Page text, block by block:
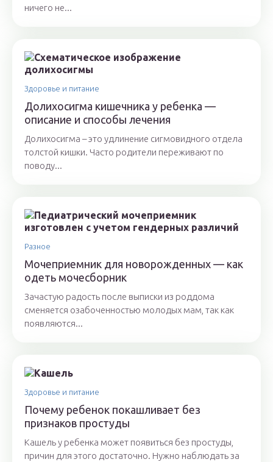
ничего не...
Здоровье и питание
Долихосигма кишечника у ребенка —
описание и способы лечения
Долихосигма – это удлинение сигмовидного отдела
толстой кишки. Часто родители переживают по
поводу...
Разное
Мочеприемник для новорожденных — как
одеть мочесборник
Зачастую радость после выписки из роддома
сменяется озабоченностью молодых мам, так как
появляются...
Здоровье и питание
Почему ребенок покашливает без
признаков простуды
Кашель у ребенка может появиться без простуды,
причин для этого достаточно. Нужно наблюдать за